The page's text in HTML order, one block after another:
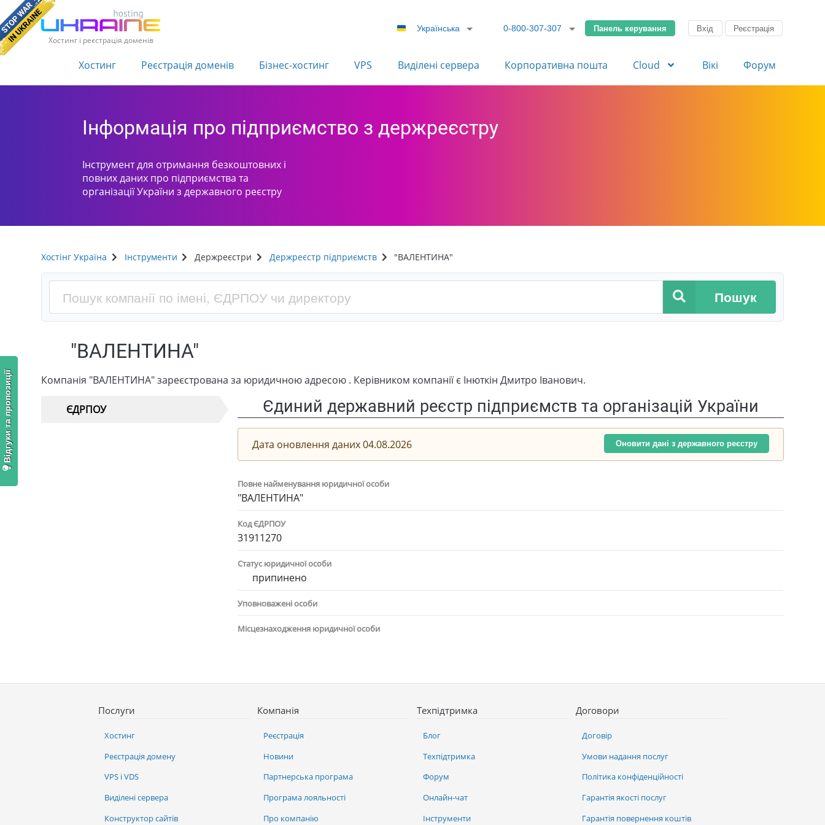
Хостинг і реєстрація доменів
Українська 0-800-307-307 Панель керування Вхід Реєстрація
Хостинг Реєстрація доменів Бізнес-хостинг VPS Виділені сервера Корпоративна пошта Cloud Вікі Форум
Інформація про підприємство з держреєстру
Інструмент для отримання безкоштовних і
повних даних про підприємства та
організації України з державного реєстру
Хостінг Україна Інструменти Держреєстри Держреєстр підприємств "ВАЛЕНТИНА"
Пошук
"ВАЛЕНТИНА"
Компанія "ВАЛЕНТИНА" зареєстрована за юридичною адресою . Керівником компанії є Інюткін Дмитро Іванович.
ЄДРПОУ Єдиний державний реєстр підприємств та організацій України
Дата оновлення даних 04.08.2026 Оновити дані з державного реєстру
Повне найменування юридичної особи
"ВАЛЕНТИНА"
Код ЄДРПОУ
31911270
Статус юридичної особи
припинено
Уповноважені особи
Місцезнаходження юридичної особи
Послуги
Хостинг
Реєстрація домену
VPS і VDS
Виділені сервера
Конструктор сайтів
Компанія
Реєстрація
Новини
Партнерська програма
Програма лояльності
Про компанію
Техпідтримка
Блог
Техпідтримка
Форум
Онлайн-чат
Інструменти
Договори
Договір
Умови надання послуг
Політика конфіденційності
Гарантія якості послуг
Гарантія повернення коштів
Відгуки та пропозиції